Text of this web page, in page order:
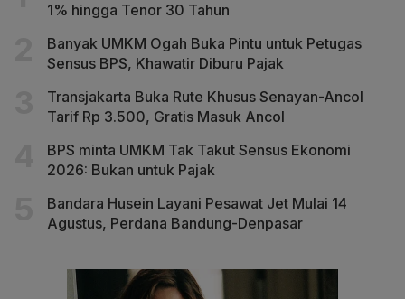
1% hingga Tenor 30 Tahun
Banyak UMKM Ogah Buka Pintu untuk Petugas
Sensus BPS, Khawatir Diburu Pajak
Transjakarta Buka Rute Khusus Senayan-Ancol
Tarif Rp 3.500, Gratis Masuk Ancol
BPS minta UMKM Tak Takut Sensus Ekonomi
2026: Bukan untuk Pajak
Bandara Husein Layani Pesawat Jet Mulai 14
Agustus, Perdana Bandung-Denpasar